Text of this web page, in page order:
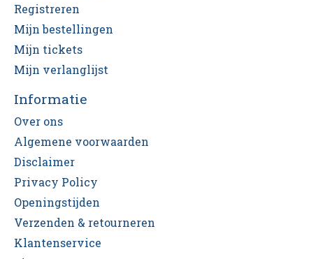
Registreren
Mijn bestellingen
Mijn tickets
Mijn verlanglijst
Informatie
Over ons
Algemene voorwaarden
Disclaimer
Privacy Policy
Openingstijden
Verzenden & retourneren
Klantenservice